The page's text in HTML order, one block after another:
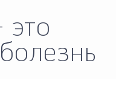
Обращения граждан
это